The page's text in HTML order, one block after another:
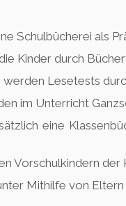
Schulbücherei als
Kinder durch
werden Lesetests
im Unterricht
eine
Vorschulkindern der
Mithilfe von